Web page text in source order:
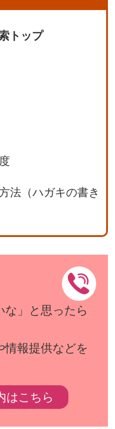
トップ
法（ハガキの書き
な」と思ったら
情報提供などを
はこちら